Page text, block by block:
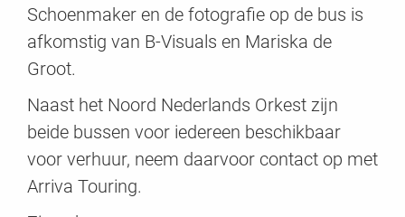
Schoenmaker en de fotografie op de bus is
afkomstig van B-Visuals en Mariska de
Groot.
Naast het Noord Nederlands Orkest zijn
beide bussen voor iedereen beschikbaar
voor verhuur, neem daarvoor contact op met
Arriva Touring.